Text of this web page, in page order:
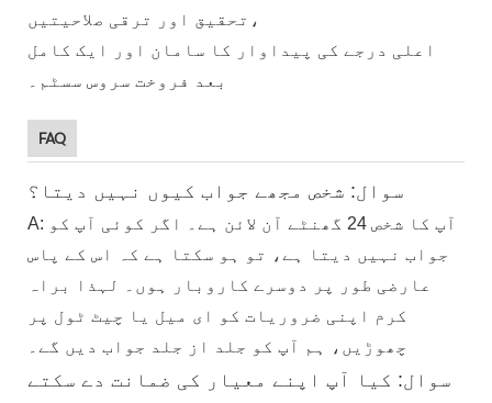
تحقیق اور ترقی صلاحیتیں،
اعلی درجے کی پیداوار کا سامان اور ایک کامل
FAQ
سوال: شخص مجھے جواب کیوں نہیں دیتا؟
A: آپ کا شخص 24 گھنٹے آن لائن ہے۔ اگر کوئی آپ کو
جواب نہیں دیتا ہے، تو ہو سکتا ہے کہ اس کے پاس
عارضی طور پر دوسرے کاروبار ہوں۔ لہذا براہ
کرم اپنی ضروریات کو ای میل یا چیٹ ٹول پر
چھوڑیں، ہم آپ کو جلد از جلد جواب دیں گے۔
سوال: کیا آپ اپنے معیار کی ضمانت دے سکتے